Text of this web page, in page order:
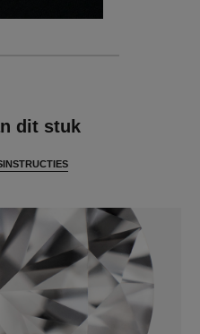
dit stuk